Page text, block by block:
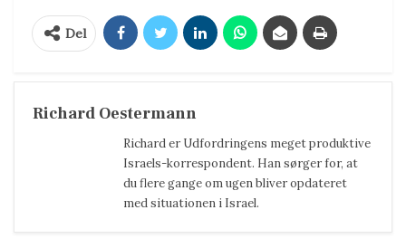
Del
Richard Oestermann
Richard er Udfordringens meget produktive
Israels-korrespondent. Han sørger for, at
du flere gange om ugen bliver opdateret
med situationen i Israel.